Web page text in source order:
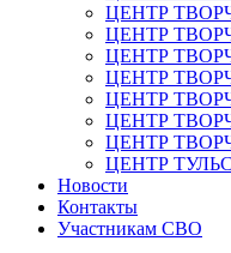
ЦЕНТР
ЦЕНТР
ЦЕНТР
ЦЕНТР
ЦЕНТР
ЦЕНТР
ЦЕНТР
ЦЕНТР
Новости
Контакты
Участникам СВО